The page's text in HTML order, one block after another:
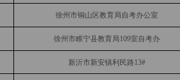
徐州市铜山区教育局自考办公室
徐州市睢宁县教育局109室自考办
新沂市新安镇利民路13#